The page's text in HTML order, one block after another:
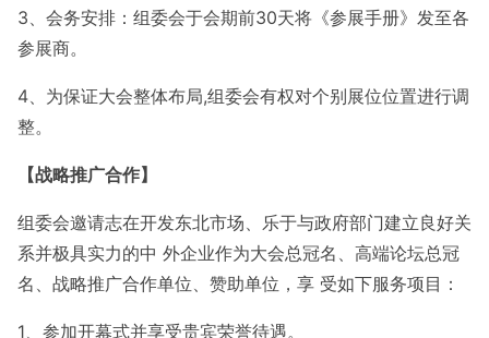
3、会务安排：组委会于会期前30天将《参展手册》发至各
参展商。
4、为保证大会整体布局,组委会有权对个别展位位置进行调
整。
【战略推广合作】
组委会邀请志在开发东北市场、乐于与政府部门建立良好关
系并极具实力的中 外企业作为大会总冠名、高端论坛总冠
名、战略推广合作单位、赞助单位，享 受如下服务项目：
1、参加开幕式并享受贵宾荣誉待遇。